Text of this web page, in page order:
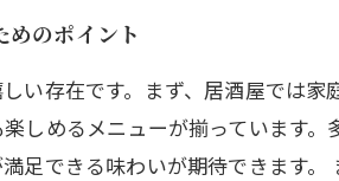
のポイント
い存在です。まず、居酒屋では
しめるメニューが揃っています
足できる味わいが期待できます